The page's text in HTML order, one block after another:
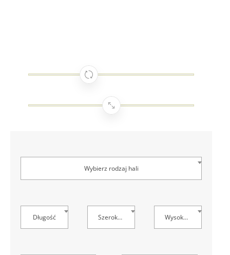
Wybierz rodzaj hali
Długość Szerokość Wysokość